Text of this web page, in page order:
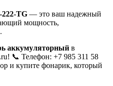
TG — это ваш надежный
мощность,
аккумуляторный в
📞 Телефон: +7 985 311 58
и купите фонарик, который